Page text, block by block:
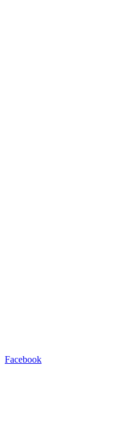
Facebook